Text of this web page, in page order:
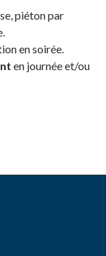
piéton par
en soirée.
en journée et/ou